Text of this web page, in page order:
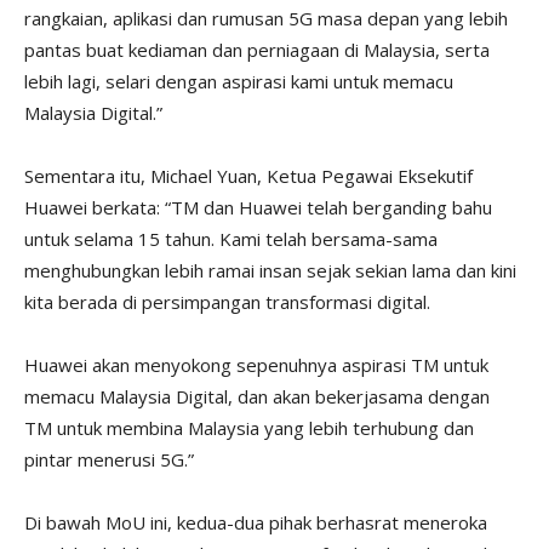
rangkaian, aplikasi dan rumusan 5G masa depan yang lebih
pantas buat kediaman dan perniagaan di Malaysia, serta
lebih lagi, selari dengan aspirasi kami untuk memacu
Malaysia Digital.”
Sementara itu, Michael Yuan, Ketua Pegawai Eksekutif
Huawei berkata: “TM dan Huawei telah berganding bahu
untuk selama 15 tahun. Kami telah bersama-sama
menghubungkan lebih ramai insan sejak sekian lama dan kini
kita berada di persimpangan transformasi digital.
Huawei akan menyokong sepenuhnya aspirasi TM untuk
memacu Malaysia Digital, dan akan bekerjasama dengan
TM untuk membina Malaysia yang lebih terhubung dan
pintar menerusi 5G.”
Di bawah MoU ini, kedua-dua pihak berhasrat meneroka